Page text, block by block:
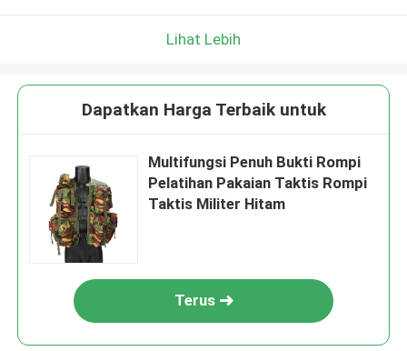
Lihat Lebih
Dapatkan Harga Terbaik untuk
Multifungsi Penuh Bukti Rompi
Pelatihan Pakaian Taktis Rompi
Taktis Militer Hitam
Terus